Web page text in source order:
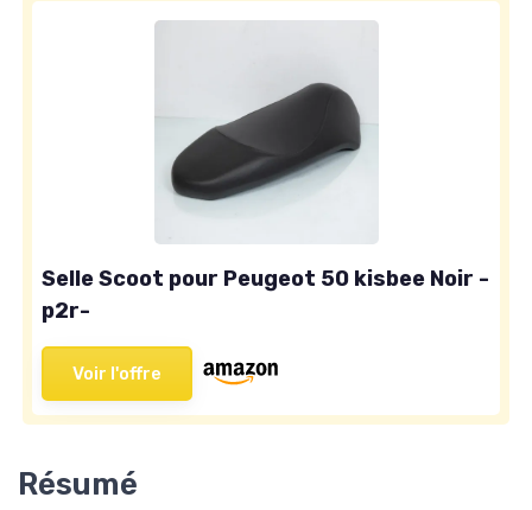
Selle Scoot pour Peugeot 50 kisbee Noir -
p2r-
Voir l'offre
Résumé